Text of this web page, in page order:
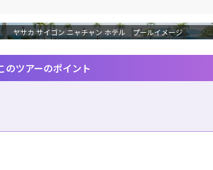
ヤサカ サイゴン ニャチャン ホテル プールイメージ
のツアーのポイント